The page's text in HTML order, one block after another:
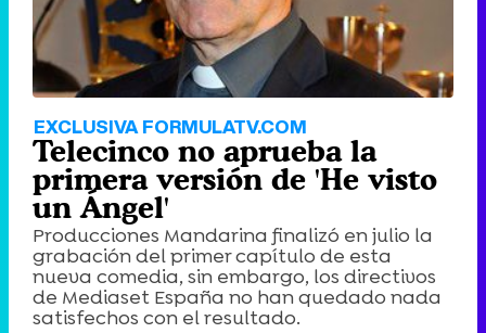
EXCLUSIVA FORMULATV.COM
Telecinco no aprueba la
primera versión de 'He visto
un Ángel'
Producciones Mandarina finalizó en julio la
grabación del primer capítulo de esta
nueva comedia, sin embargo, los directivos
de Mediaset España no han quedado nada
satisfechos con el resultado.